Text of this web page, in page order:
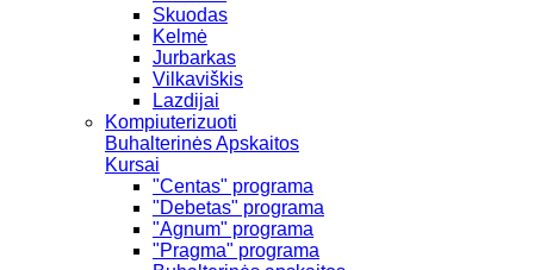
Skuodas
Kelmė
Jurbarkas
Vilkaviškis
Lazdijai
Kompiuterizuoti
Buhalterinės Apskaitos
Kursai
"Centas" programa
"Debetas" programa
"Agnum" programa
"Pragma" programa